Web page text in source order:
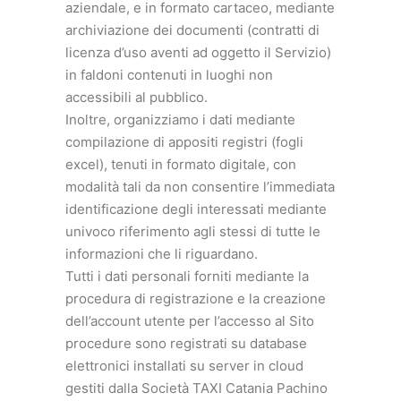
aziendale, e in formato cartaceo, mediante
archiviazione dei documenti (contratti di
licenza d’uso aventi ad oggetto il Servizio)
in faldoni contenuti in luoghi non
accessibili al pubblico.
Inoltre, organizziamo i dati mediante
compilazione di appositi registri (fogli
excel), tenuti in formato digitale, con
modalità tali da non consentire l’immediata
identificazione degli interessati mediante
univoco riferimento agli stessi di tutte le
informazioni che li riguardano.
Tutti i dati personali forniti mediante la
procedura di registrazione e la creazione
dell’account utente per l’accesso al Sito
procedure sono registrati su database
elettronici installati su server in cloud
gestiti dalla Società TAXI Catania Pachino